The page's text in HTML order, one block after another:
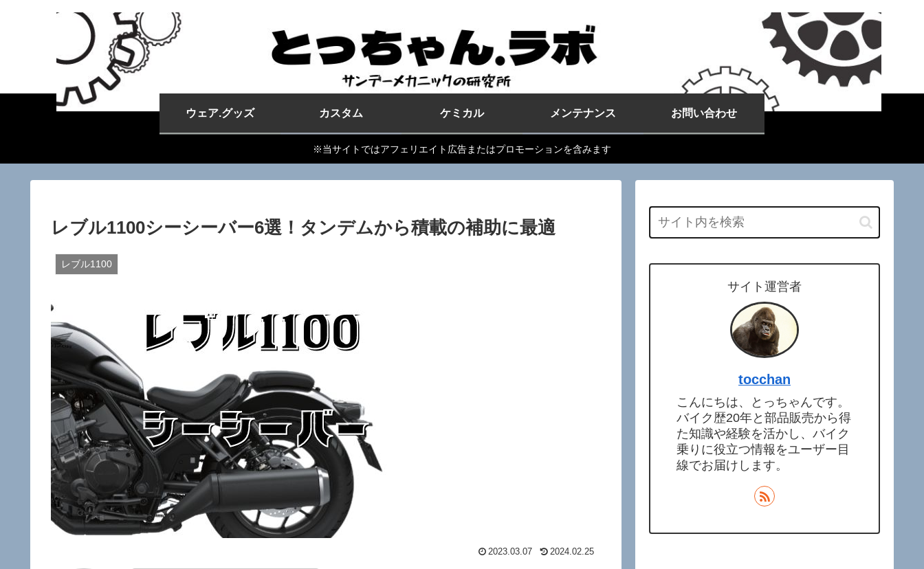
ウェア.グッズ カスタム ケミカル メンテナンス お問い合わせ
※当サイトではアフェリエイト広告またはプロモーションを含みます
レブル1100シーシーバー6選！タンデムから積載の補助に最適
レブル1100
2023.03.07 2024.02.25
サイト運営者
tocchan
こんにちは、とっちゃんです。
バイク歴20年と部品販売から得
た知識や経験を活かし、バイク
乗りに役立つ情報をユーザー目
線でお届けします。